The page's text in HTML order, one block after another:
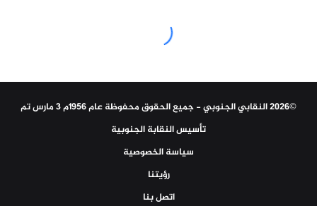
©2026 النقابي الجنوبي - جميع الحقوق محفوظة عام 1956م 3 مارس تم
تأسيس النقابة الجنوبية
سياسة الخصوصية
رؤيتنا
اتصل بنا